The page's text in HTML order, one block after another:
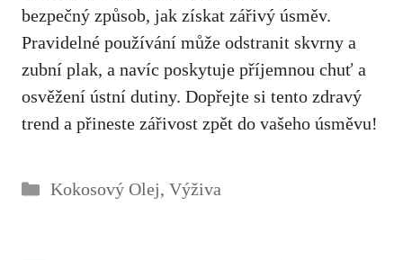
bezpečný způsob, jak získat zářivý úsměv.
Pravidelné používání může odstranit skvrny a
zubní plak, a navíc poskytuje příjemnou chuť a
osvěžení ústní dutiny. Dopřejte si tento zdravý
trend a přineste zářivost zpět do vašeho úsměvu!
Rubriky
Kokosový Olej, Výživa